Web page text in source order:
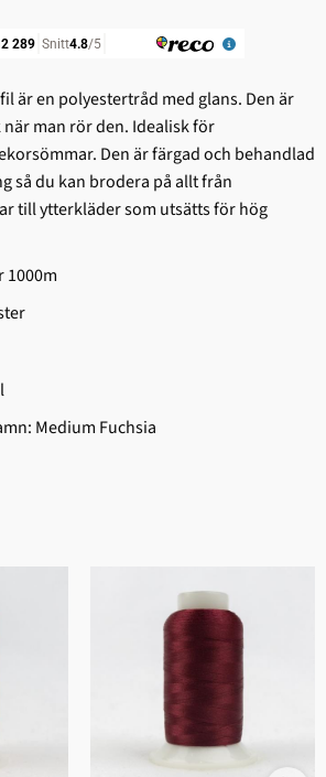
är en polyestertråd med glans. Den är
man rör den. Idealisk för
Den är färgad och behandlad
så du kan brodera på allt från
till ytterkläder som utsätts för hög
1000m
Medium Fuchsia